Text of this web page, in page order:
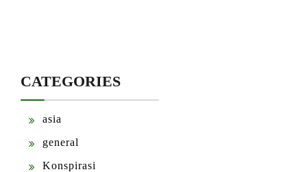
CATEGORIES
asia
general
Konspirasi